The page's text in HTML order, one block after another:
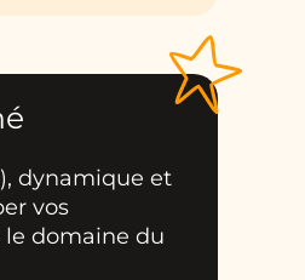
dynamique et
vos
domaine du